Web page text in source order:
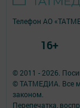
© 2011 - 2026.
© ТАТМЕДИА. Все
законом.
Перепечатка,
Телефон АО
16+